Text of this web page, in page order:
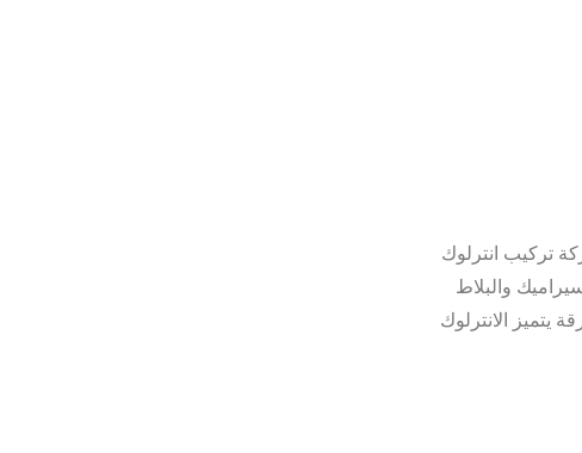
بلاط شركتنا شركة تركيب انترلوك
والبلاط
يتميز الانترلوك